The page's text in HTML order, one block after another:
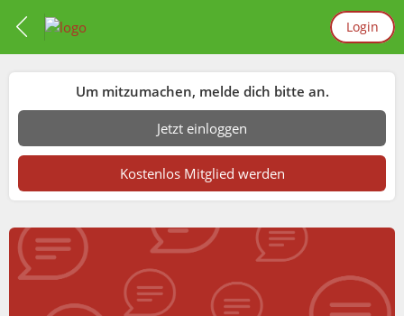
Login
Um mitzumachen, melde dich bitte an.
Jetzt einloggen
Kostenlos Mitglied werden